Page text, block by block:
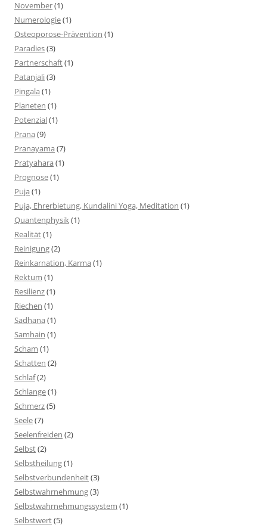
November(1)
Numerologie(1)
Osteoporose-Prävention (1)
Paradies(3)
Partnerschaft(1)
Patanjali(3)
Pingala(1)
Planeten (1)
Potenzial(1)
Prana(9)
Pranayama(7)
Pratyahara(1)
Prognose(1)
Puja(1)
Puja, Ehrerbietung, Kundalini Yoga, Meditation (1)
Quantenphysik(1)
Realität(1)
Reinigung(2)
Reinkarnation, Karma(1)
Rektum (1)
Resilienz(1)
Riechen (1)
Sadhana(1)
Samhain (1)
Scham (1)
Schatten (2)
Schlaf(2)
Schlange(1)
Schmerz(5)
Seele(7)
Seelenfreiden (2)
Selbst(2)
Selbstheilung(1)
Selbstverbundenheit(3)
Selbstwahrnehmung(3)
Selbstwahrnehmungssystem (1)
Selbstwert(5)